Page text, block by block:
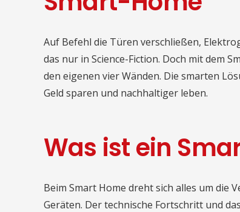
Auf Befehl die Türen verschließen,
das nur in Science-Fiction. Doch mit dem
den eigenen vier Wänden. Die smarten
Geld sparen und nachhaltiger leben.
Was ist ein
Beim Smart Home dreht sich alles um die
Geräten. Der technische Fortschritt und